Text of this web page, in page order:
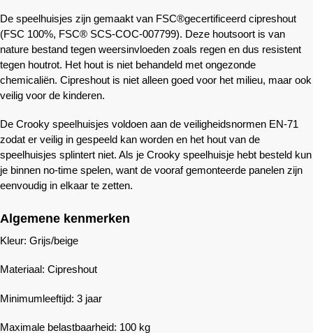
De speelhuisjes zijn gemaakt van FSC®gecertificeerd cipreshout
(FSC 100%, FSC® SCS-COC-007799). Deze houtsoort is van
nature bestand tegen weersinvloeden zoals regen en dus resistent
tegen houtrot. Het hout is niet behandeld met ongezonde
chemicaliën. Cipreshout is niet alleen goed voor het milieu, maar ook
veilig voor de kinderen.
De Crooky speelhuisjes voldoen aan de veiligheidsnormen EN-71
zodat er veilig in gespeeld kan worden en het hout van de
speelhuisjes splintert niet. Als je Crooky speelhuisje hebt besteld kun
je binnen no-time spelen, want de vooraf gemonteerde panelen zijn
eenvoudig in elkaar te zetten.
Algemene kenmerken
Kleur: Grijs/beige
Materiaal: Cipreshout
Minimumleeftijd: 3 jaar
Maximale belastbaarheid: 100 kg